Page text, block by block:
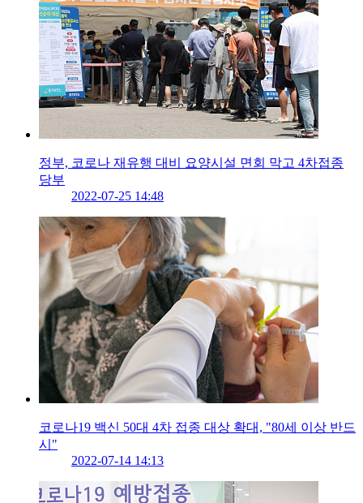
정부, 코로나 재유행 대비 요양시설 면회 막고 4차접종
당부
2022-07-25 14:48
코로나19 백신 50대 4차 접종 대상 확대, "80세 이상 반드
시"
2022-07-14 14:13